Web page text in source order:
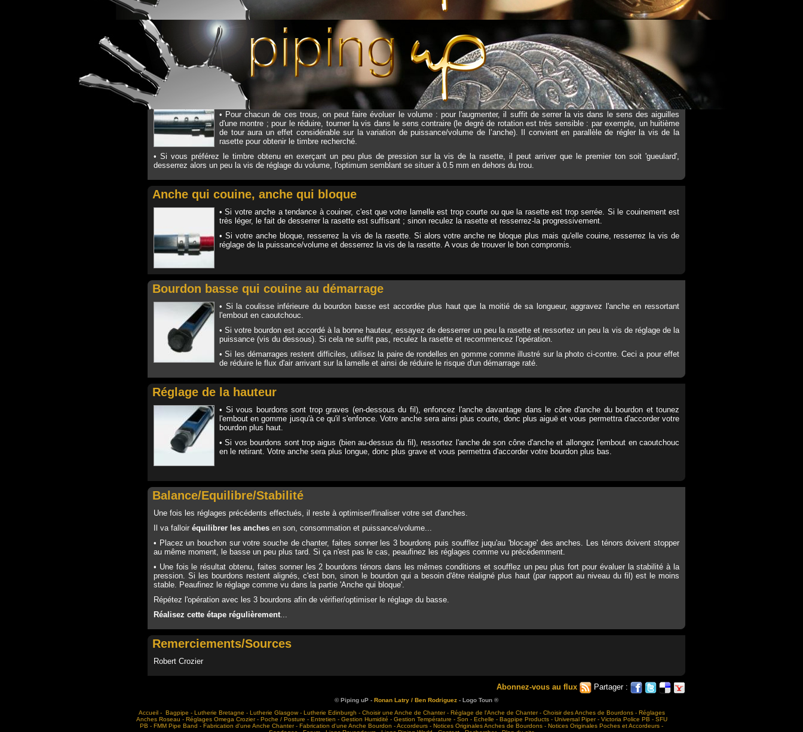
On observe également 3 vis de réglage : une pour la longueur de la lamelle, une pour la rasette et une pour courber le corps de
l'anche et ainsi jouer sur la puissance (vis du dessous).
Réglage de la puissance
Voici les 3 taraudages représentant les puissances faible (trou 1), medium (trou 2) et forte (trou 3). Sur la plupart des lutheries, le
réglage medium initial (trou 2) est satisfaisant.
• Pour chacun de ces trous, on peut faire évoluer le volume : pour l'augmenter, il suffit de serrer la vis dans le sens des aiguilles
d'une montre ; pour le réduire, tourner la vis dans le sens contraire (le degré de rotation est très sensible : par exemple, un huitième
de tour aura un effet considérable sur la variation de puissance/volume de l’anche). Il convient en parallèle de régler la vis de la
rasette pour obtenir le timbre recherché.
• Si vous préférez le timbre obtenu en exerçant un peu plus de pression sur la vis de la rasette, il peut arriver que le premier ton soit 'gueulard',
desserrez alors un peu la vis de réglage du volume, l'optimum semblant se situer à 0.5 mm en dehors du trou.
Anche qui couine, anche qui bloque
• Si votre anche a tendance à couiner, c'est que votre lamelle est trop courte ou que la rasette est trop serrée. Si le couinement est
très léger, le fait de desserrer la rasette est suffisant ; sinon reculez la rasette et resserrez-la progressivement.
• Si votre anche bloque, resserrez la vis de la rasette. Si alors votre anche ne bloque plus mais qu'elle couine, resserrez la vis de
réglage de la puissance/volume et desserrez la vis de la rasette. A vous de trouver le bon compromis.
Bourdon basse qui couine au démarrage
• Si la coulisse inférieure du bourdon basse est accordée plus haut que la moitié de sa longueur, aggravez l'anche en ressortant
l'embout en caoutchouc.
• Si votre bourdon est accordé à la bonne hauteur, essayez de desserrer un peu la rasette et ressortez un peu la vis de réglage de la
puissance (vis du dessous). Si cela ne suffit pas, reculez la rasette et recommencez l'opération.
• Si les démarrages restent difficiles, utilisez la paire de rondelles en gomme comme illustré sur la photo ci-contre. Ceci a pour effet
de réduire le flux d'air arrivant sur la lamelle et ainsi de réduire le risque d'un démarrage raté.
Réglage de la hauteur
• Si vous bourdons sont trop graves (en-dessous du fil), enfoncez l'anche davantage dans le cône d'anche du bourdon et tounez
l'embout en gomme jusqu'à ce qu'il s'enfonce. Votre anche sera ainsi plus courte, donc plus aiguë et vous permettra d'accorder votre
bourdon plus haut.
• Si vos bourdons sont trop aigus (bien au-dessus du fil), ressortez l'anche de son cône d'anche et allongez l'embout en caoutchouc
en le retirant. Votre anche sera plus longue, donc plus grave et vous permettra d'accorder votre bourdon plus bas.
Balance/Equilibre/Stabilité
Une fois les réglages précédents effectués, il reste à optimiser/finaliser votre set d'anches.
Il va falloir équilibrer les anches en son, consommation et puissance/volume...
• Placez un bouchon sur votre souche de chanter, faites sonner les 3 bourdons puis soufflez juqu'au 'blocage' des anches. Les ténors doivent stopper
au même moment, le basse un peu plus tard. Si ça n'est pas le cas, peaufinez les réglages comme vu précédemment.
• Une fois le résultat obtenu, faites sonner les 2 bourdons ténors dans les mêmes conditions et soufflez un peu plus fort pour évaluer la stabilité à la
pression. Si les bourdons restent alignés, c'est bon, sinon le bourdon qui a besoin d'être réaligné plus haut (par rapport au niveau du fil) est le moins
stable. Peaufinez le réglage comme vu dans la partie 'Anche qui bloque'.
Répétez l'opération avec les 3 bourdons afin de vérifier/optimiser le réglage du basse.
Réalisez cette étape régulièrement...
Remerciements/Sources
Robert Crozier
Abonnez-vous au flux Partager :
© Piping uP - Ronan Latry / Ben Rodriguez - Logo Toun ®
Accueil- Bagpipe - Lutherie Bretagne - Lutherie Glasgow- Lutherie Edinburgh - Choisir une Anche de Chanter- Réglage de l'Anche de Chanter- Choisir des Anches de Bourdons- Réglages
Anches Roseau - Réglages Omega Crozier- Poche / Posture - Entretien - Gestion Humidité - Gestion Température - Son - Echelle - Bagpipe Products- Universal Piper- Victoria Police PB - SFU
PB - FMM Pipe Band - Fabrication d'une Anche Chanter- Fabrication d'une Anche Bourdon -Accordeurs - Notices Originales Anches de Bourdons - Notices Originales Poches et Accordeurs -